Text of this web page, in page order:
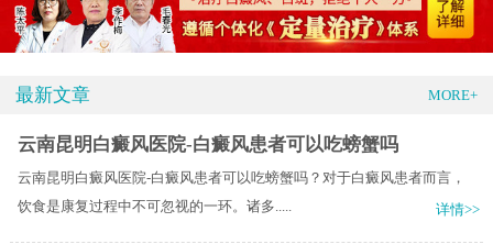
最新文章 MORE+
云南昆明白癜风医院-白癜风患者可以吃螃蟹吗
云南昆明白癜风医院-白癜风患者可以吃螃蟹吗？对于白癜风患者而言，
饮食是康复过程中不可忽视的一环。诸多.....
详情>>